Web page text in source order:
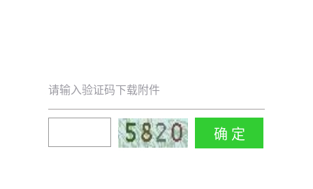
请输入验证码下载附件